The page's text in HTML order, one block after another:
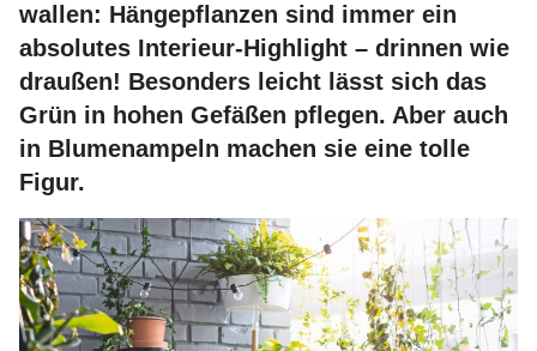
wallen: Hängepflanzen sind immer ein
absolutes Interieur-Highlight – drinnen wie
draußen! Besonders leicht lässt sich das
Grün in hohen Gefäßen pflegen. Aber auch
in Blumenampeln machen sie eine tolle
Figur.